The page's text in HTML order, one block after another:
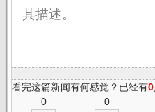
其描述。
看完这篇新闻有何感觉？已经有0
0
0